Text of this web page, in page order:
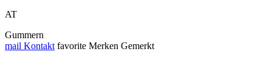
AT
Gummern
mail Kontakt favorite Merken Gemerkt